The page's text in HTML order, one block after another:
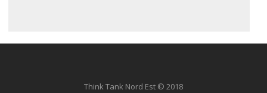
Think Tank Nord Est © 2018